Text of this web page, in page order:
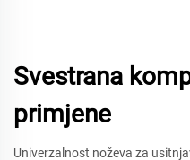
Svestrana
primjene
Univerzalnost noževa za